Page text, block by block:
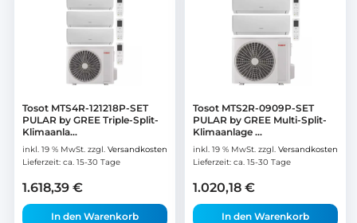
Tosot MTS4R-121218P-SET
PULAR by GREE Triple-Split-
Klimaanla...
inkl. 19 % MwSt. zzgl. Versandkosten
Lieferzeit: ca. 15-30 Tage
1.618,39 €
In den Warenkorb
Tosot MTS2R-0909P-SET
PULAR by GREE Multi-Split-
Klimaanlage ...
inkl. 19 % MwSt. zzgl. Versandkosten
Lieferzeit: ca. 15-30 Tage
1.020,18 €
In den Warenkorb